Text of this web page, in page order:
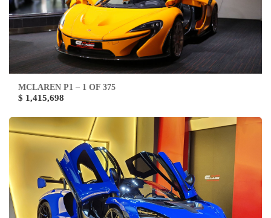
MCLAREN P1 – 1 OF 375
$ 1,415,698